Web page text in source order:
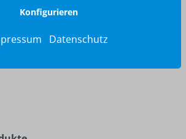
Konfigurieren
Datenschutz